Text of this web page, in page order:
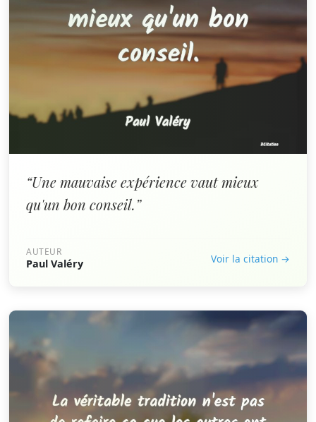
“Une mauvaise expérience vaut mieux
qu'un bon conseil.”
AUTEUR
Paul Valéry Voir la citation →